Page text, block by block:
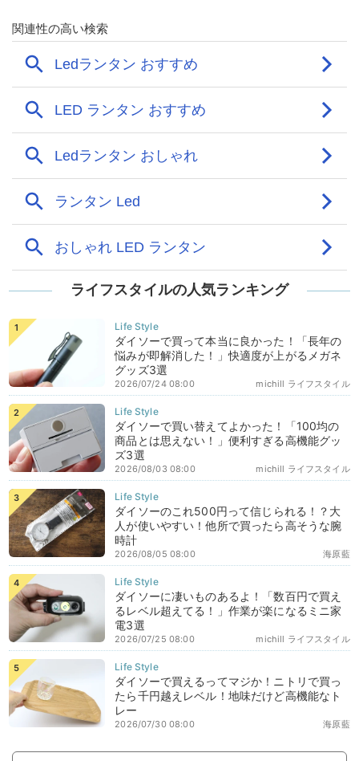
ライフスタイルの人気ランキング
ダイソーで買って本当に良かった！「長年の
悩みが即解消した！」快適度が上がるメガネ
グッズ3選
michill ライフスタイル
2026/07/24 08:00
ダイソーで買い替えてよかった！「100均の
商品とは思えない！」便利すぎる高機能グッ
ズ3選
michill ライフスタイル
2026/08/03 08:00
ダイソーのこれ500円って信じられる！？大
人が使いやすい！他所で買ったら高そうな腕
時計
海原藍
2026/08/05 08:00
ダイソーに凄いものあるよ！「数百円で買え
るレベル超えてる！」作業が楽になるミニ家
電3選
michill ライフスタイル
2026/07/25 08:00
ダイソーで買えるってマジか！ニトリで買っ
たら千円越えレベル！地味だけど高機能なト
レー
海原藍
2026/07/30 08:00